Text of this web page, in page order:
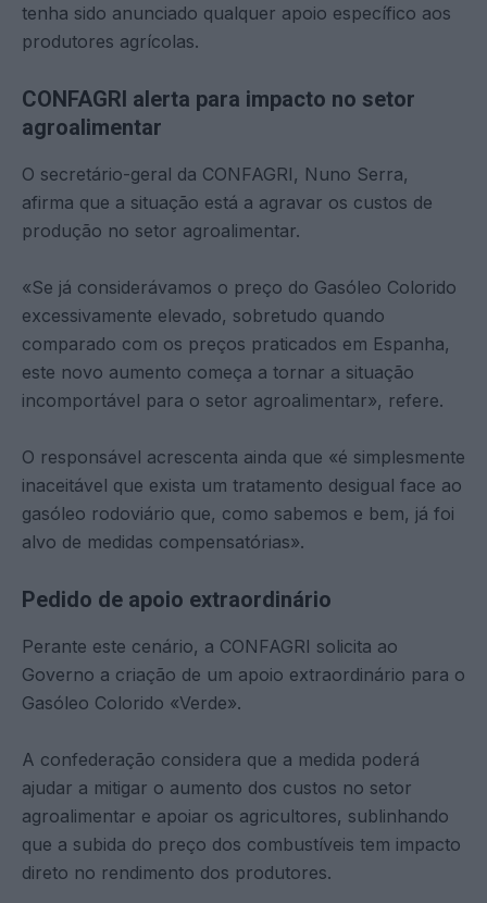
tenha sido anunciado qualquer apoio específico aos
produtores agrícolas.
CONFAGRI alerta para impacto no setor
agroalimentar
O secretário-geral da CONFAGRI, Nuno Serra,
afirma que a situação está a agravar os custos de
produção no setor agroalimentar.
«Se já considerávamos o preço do Gasóleo Colorido
excessivamente elevado, sobretudo quando
comparado com os preços praticados em Espanha,
este novo aumento começa a tornar a situação
incomportável para o setor agroalimentar», refere.
O responsável acrescenta ainda que «é simplesmente
inaceitável que exista um tratamento desigual face ao
gasóleo rodoviário que, como sabemos e bem, já foi
alvo de medidas compensatórias».
Pedido de apoio extraordinário
Perante este cenário, a CONFAGRI solicita ao
Governo a criação de um apoio extraordinário para o
Gasóleo Colorido «Verde».
A confederação considera que a medida poderá
ajudar a mitigar o aumento dos custos no setor
agroalimentar e apoiar os agricultores, sublinhando
que a subida do preço dos combustíveis tem impacto
direto no rendimento dos produtores.